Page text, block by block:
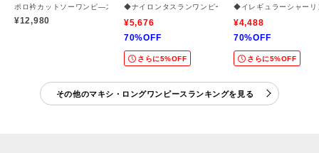
ポロ衿カットソーワンピ―ス
¥12,980
◆ナイロンタスランワンピース
¥5,676
70%OFF
さらに5%OFF
◆イレギュラーシャーリ
¥4,488
70%OFF
さらに5%OFF
その他のマキシ・ロングワンピースランキングを見る